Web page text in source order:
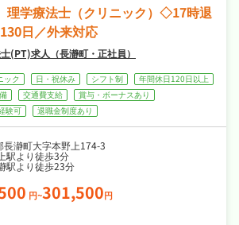
理学療法士（クリニック）◇17時退
日／外来対応
(PT)求人（長瀞町・正社員）
ック 日・祝休み シフト制
年間休日120日以上
交通費支給
賞与・ボーナスあり
験可 退職金制度あり
長瀞町大字本野上174-3
駅より徒歩3分
駅より徒歩23分
円~301,500円